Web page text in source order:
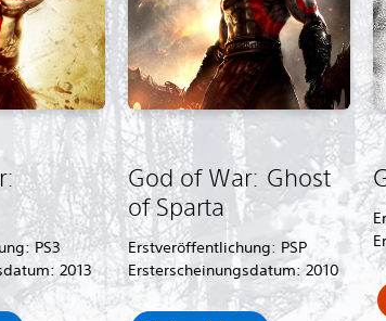
PS3
2013
God of War: Ghost
of Sparta
Erstveröffentlichung: PSP
Ersterscheinungsdatum: 2010